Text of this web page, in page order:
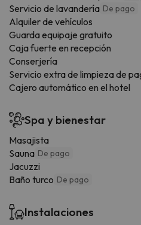
Servicio de lavandería De pago
Alquiler de vehículos
Guarda equipaje gratuito
Caja fuerte en recepción
Conserjería
Servicio extra de limpieza de
Cajero automático en el hotel
Spa y bienestar
Masajista
Sauna De pago
Jacuzzi
Baño turco De pago
Instalaciones